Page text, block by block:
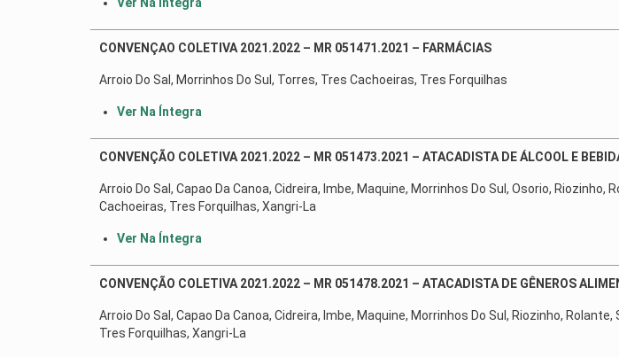
CONVENÇAO COLETIVA 2021.2022 – MR 051471.2021 – FARMÁCIAS
Arroio Do Sal, Morrinhos Do Sul, Torres, Tres Cachoeiras, Tres Forquilhas
Ver Na Íntegra
CONVENÇÃO COLETIVA 2021.2022 – MR 051473.2021 – ATACADISTA DE ÁLCOOL E
Arroio Do Sal, Capao Da Canoa, Cidreira, Imbe, Maquine, Morrinhos Do Sul, Osorio,
Cachoeiras, Tres Forquilhas, Xangri-La
Ver Na Íntegra
CONVENÇÃO COLETIVA 2021.2022 – MR 051478.2021 – ATACADISTA DE GÊNEROS
Arroio Do Sal, Capao Da Canoa, Cidreira, Imbe, Maquine, Morrinhos Do Sul, Riozinho,
Tres Forquilhas, Xangri-La